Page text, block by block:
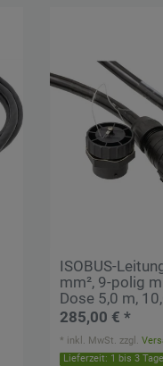
ISOBUS-
mm², 9-polig
Dose 5,0 m,
285,00 € *
Lieferzeit: 1 bis 3
* inkl. MwSt. zzgl.